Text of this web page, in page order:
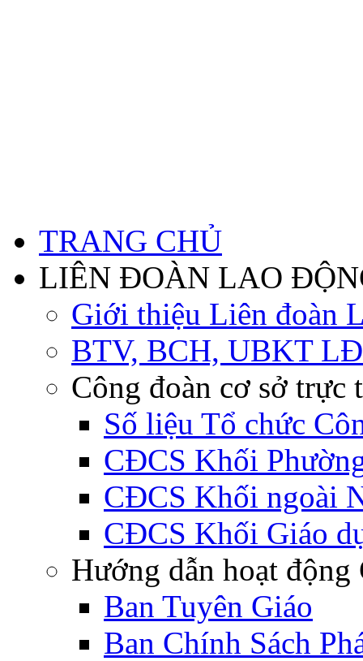
TRANG CHỦ
LIÊN ĐOÀN LAO
Giới thiệu Liên đoàn
BTV, BCH, UBKT
Công đoàn cơ sở trực
Số liệu Tổ chức
CĐCS Khối
CĐCS Khối ngoài
CĐCS Khối Giáo
Hướng dẫn hoạt động
Ban Tuyên Giáo
Ban Chính Sách